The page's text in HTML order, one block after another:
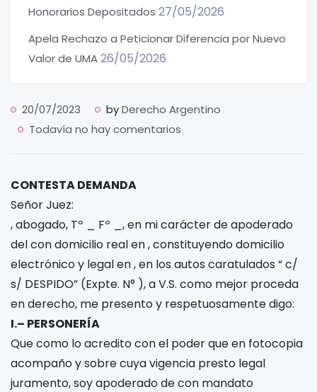
20/07/2023 byDerecho Argentino
Todavía no hay comentarios
CONTESTA DEMANDA
Señor Juez:
, abogado, Tº _ Fº _, en mi carácter de apoderado
del con domicilio real en, constituyendo domicilio
electrónicoy legal en, en los autos caratulados “c/
s/ DESPIDO” (Expte. N° ), a V.S. como mejor proceda
en derecho, me presento y respetuosamente digo:
I.– PERSONERÍA
Que como lo acredito con el poder que en fotocopia
acompaño y sobre cuya vigencia presto legal
juramento, soy apoderado decon mandato
Honorarios Depositados 27/05/2026
Apela Rechazo a Peticionar Diferencia por Nuevo
Valor de UMA26/05/2026